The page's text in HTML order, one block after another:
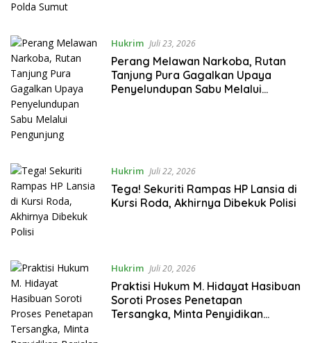
Hukrim Juli 23, 2026
Perang Melawan Narkoba, Rutan
Tanjung Pura Gagalkan Upaya
Penyelundupan Sabu Melalui
Hukrim Juli 22, 2026
Tega! Sekuriti Rampas HP Lansia di
Kursi Roda, Akhirnya Dibekuk Polisi
Hukrim Juli 20, 2026
Praktisi Hukum M. Hidayat Hasibuan
Soroti Proses Penetapan
Tersangka, Minta Penyidikan